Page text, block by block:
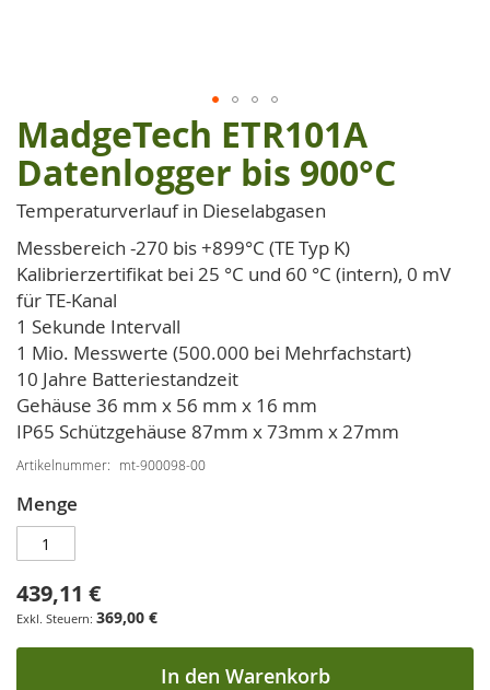
Zum
Anfang
der
Bildgalerie
MadgeTech ETR101A
Datenlogger bis 900°C
Temperaturverlauf in Dieselabgasen
Messbereich -270 bis +899°C (TE Typ K)
Kalibrierzertifikat bei 25 °C und 60 °C (intern), 0 mV
für TE-Kanal
1 Sekunde Intervall
1 Mio. Messwerte (500.000 bei Mehrfachstart)
10 Jahre Batteriestandzeit
Gehäuse 36 mm x 56 mm x 16 mm
IP65 Schützgehäuse 87mm x 73mm x 27mm
Artikelnummer mt-900098-00
Menge
439,11 €
369,00 €
In den Warenkorb